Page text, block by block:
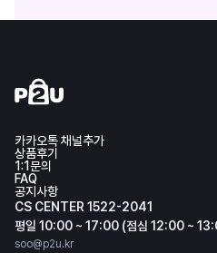
카카오톡 채널추가
상품후기
1:1문의
FAQ
공지사항
CS CENTER 1522-2041
평일 10:00 ~ 17:00 (점심 12:00 ~
soo@p2u.kr